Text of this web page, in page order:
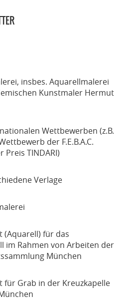
insbes. Aquarellmalerei
Kunstmaler Hermut
Wettbewerben (z.B.
der F.E.B.A.C.
Preis TINDARI)
Verlage
für das
im Rahmen von Arbeiten der
München
Grab in der Kreuzkapelle